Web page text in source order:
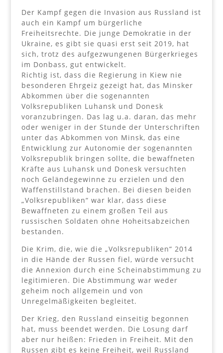
Der Kampf gegen die Invasion aus Russland ist
auch ein Kampf um bürgerliche
Freiheitsrechte. Die junge Demokratie in der
Ukraine, es gibt sie quasi erst seit 2019, hat
sich, trotz des aufgezwungenen Bürgerkrieges
im Donbass, gut entwickelt.
Richtig ist, dass die Regierung in Kiew nie
besonderen Ehrgeiz gezeigt hat, das Minsker
Abkommen über die sogenannten
Volksrepubliken Luhansk und Donesk
voranzubringen. Das lag u.a. daran, das mehr
oder weniger in der Stunde der Unterschriften
unter das Abkommen von Minsk, das eine
Entwicklung zur Autonomie der sogenannten
Volksrepublik bringen sollte, die bewaffneten
Kräfte aus Luhansk und Donesk versuchten
noch Geländegewinne zu erzielen und den
Waffenstillstand brachen. Bei diesen beiden
„Volksrepubliken“ war klar, dass diese
Bewaffneten zu einem großen Teil aus
russischen Soldaten ohne Hoheitsabzeichen
bestanden.
Die Krim, die, wie die „Volksrepubliken“ 2014
in die Hände der Russen fiel, würde versucht
die Annexion durch eine Scheinabstimmung zu
legitimieren. Die Abstimmung war weder
geheim noch allgemein und von
Unregelmäßigkeiten begleitet.
Der Krieg, den Russland einseitig begonnen
hat, muss beendet werden. Die Losung darf
aber nur heißen: Frieden in Freiheit. Mit den
Russen gibt es keine Freiheit, weil Russland